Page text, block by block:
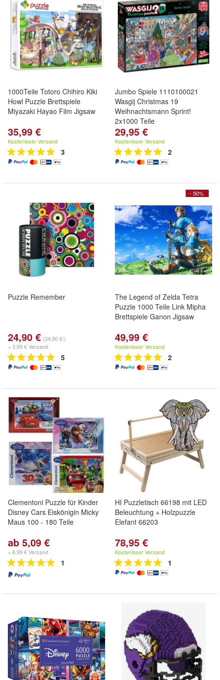
1000Teile Totoro Chihiro Kiki
Howl Puzzle Brettspiele
Miyazaki Hayao Film Jigsaw
35,99 €
Kostenloser Versand
3
Jumbo Spiele 1110100021
Wasgij Christmas 19
Weihnachtsmann Sprint!
2x1000 Teile
29,95 €
Kostenloser Versand
2
Puzzle Remember
24,90 € (24,90 €/)
+ 3,95 € Versand
5
- 50%
The Legend of Zelda Tetra
Puzzle 1000 Teile Link Mipha
Brettspiele Ganon Jigsaw
49,99 €
Kostenloser Versand
2
Clementoni Puzzle für Kinder
Disney Cars Eiskönigin Micky
Maus 100 - 180 Teile
ab 5,09 €
+ 6,99 € Versand
1
HI Puzzletisch 66198 mit LED
Beleuchtung + Holzpuzzle
Elefant 66203
78,95 €
Kostenloser Versand
1